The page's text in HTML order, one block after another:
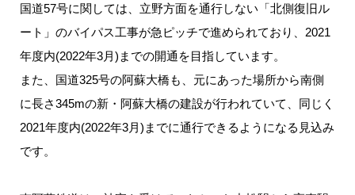
国道57号に関しては、立野方面を通行しない「北側復旧ル
ート」のバイパス工事が急ピッチで進められており、2021
年度内(2022年3月)までの開通を目指しています。
また、国道325号の阿蘇大橋も、元にあった場所から南側
に長さ345mの新・阿蘇大橋の建設が行われていて、同じく
2021年度内(2022年3月)までに通行できるようになる見込み
です。